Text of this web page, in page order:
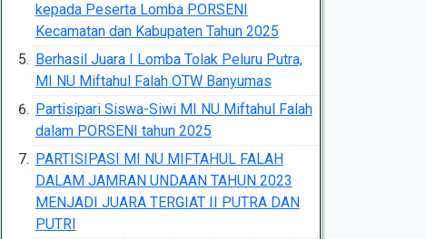
kepada Peserta Lomba PORSENI
Kecamatan dan Kabupaten Tahun 2025
Berhasil Juara I Lomba Tolak Peluru Putra,
MI NU Miftahul Falah OTW Banyumas
Partisipari Siswa-Siwi MI NU Miftahul Falah
dalam PORSENI tahun 2025
PARTISIPASI MI NU MIFTAHUL FALAH
DALAM JAMRAN UNDAAN TAHUN 2023
MENJADI JUARA TERGIAT II PUTRA DAN
PUTRI